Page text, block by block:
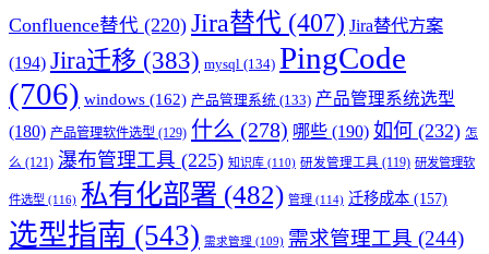
Confluence替代 (220) Jira替代 (407) Jira替代方案
(194) Jira迁移 (383) mysql (134) PingCode
(706) windows (162) 产品管理系统 (133) 产品管理系统选型
(180) 产品管理软件选型 (129) 什么 (278) 哪些 (190) 如何 (232) 怎
么 (121) 瀑布管理工具 (225) 知识库 (110) 研发管理工具 (119) 研发管理软
件选型 (116) 私有化部署 (482) 管理 (114) 迁移成本 (157)
选型指南 (543) 需求管理 (109) 需求管理工具 (244)